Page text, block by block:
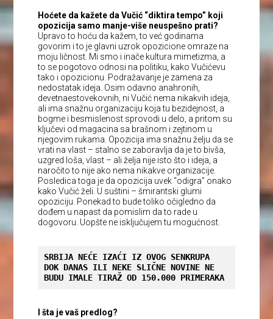
Hoćete da kažete da Vučić “diktira tempo” koji
opozicija samo manje-više neuspešno prati?
Upravo to hoću da kažem, to već godinama
govorim i to je glavni uzrok opozicione omraze na
moju ličnost. Mi smo i inače kultura mimetizma, a
to se pogotovo odnosi na politiku, kako Vučićevu
tako i opozicionu. Podražavanje je zamena za
nedostatak ideja. Osim odavno anahronih,
devetnaestovekovnih, ni Vučić nema nikakvih ideja,
ali ima snažnu organizaciju koja tu bezidejnost, a
bogme i besmislenost sprovodi u delo, a pritom su
ključevi od magacina sa brašnom i zejtinom u
njegovim rukama. Opozicija ima snažnu želju da se
vrati na vlast – stalno se zaboravlja da je to bivša,
uzgred loša, vlast – ali želja nije isto što i ideja, a
naročito to nije ako nema nikakve organizacije.
Posledica toga je da opozicija uvek “odigra” onako
kako Vučić želi. U suštini – šmirantski glumi
opoziciju. Ponekad to bude toliko očigledno da
dođem u napast da pomislim da to rade u
dogovoru. Uopšte ne isključujem tu mogućnost.
SRBIJA NEĆE IZAĆI IZ OVOG SENKRUPA
DOK DANAS ILI NEKE SLIČNE NOVINE NE
BUDU IMALE TIRAŽ OD 150.000 PRIMERAKA
I šta je vaš predlog?